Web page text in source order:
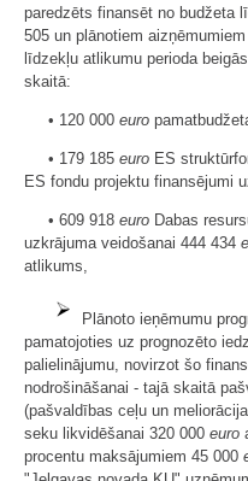
paredzēts finansēt no budžeta
505 un plānotiem
līdzekļu atlikumu perioda
skaitā:
• 120 000 euro
• 179 185 euro ES
ES fondu projektu finansējumi
• 609 918 euro Dabas
uzkrājuma veidošanai 444 434
atlikums,
Plānoto ieņēmumu
pamatojoties uz prognozēto
palielinājumu, novirzot šo
nodrošināšanai - tajā skaitā
(pašvaldības ceļu un
seku likvidēšanai 320 000 euro
procentu maksājumiem 45 000